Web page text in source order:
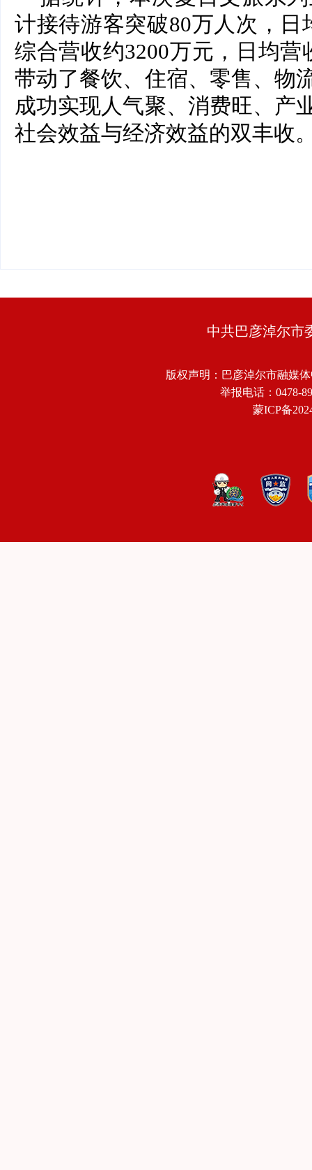
计接待游客突破80万人次，
综合营收约3200万元，日均
带动了餐饮、住宿、零售、物
成功实现人气聚、消费旺、产
社会效益与经济效益的双丰收
中共巴彦淖尔市
版权声明：巴彦淖尔市融媒
举报电话：0478-
蒙ICP备